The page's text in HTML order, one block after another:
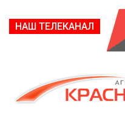
НАШ ТЕЛЕКАНАЛ